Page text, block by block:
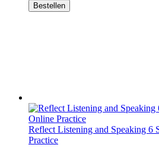
Bestellen
Reflect Listening and Speaking 6
Practice